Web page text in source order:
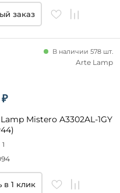
заказ
Mistero A3302AL-1GY
1
В наличии 578 шт.
Arte Lamp
в 1 клик